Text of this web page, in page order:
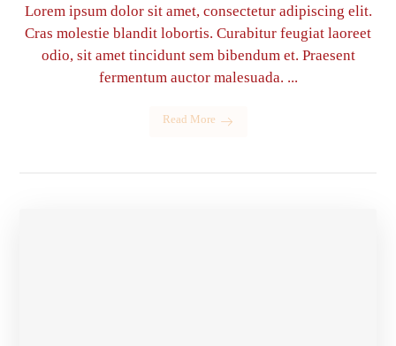
Lorem ipsum dolor sit amet, consectetur adipiscing elit.
Cras molestie blandit lobortis. Curabitur feugiat laoreet
odio, sit amet tincidunt sem bibendum et. Praesent
fermentum auctor malesuada. ...
Read More